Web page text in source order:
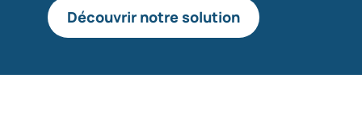
Découvrir notre solution